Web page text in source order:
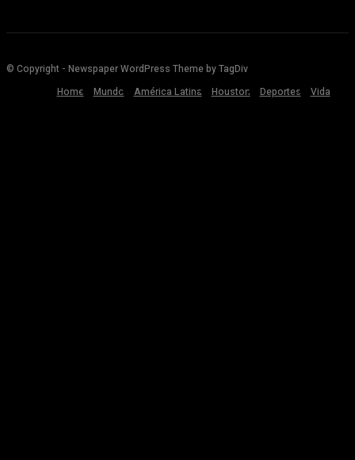
© Copyright - Newspaper WordPress Theme by TagDiv
Home
Mundo América Latina Houston Deportes Vida